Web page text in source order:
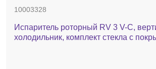
10003328
Испаритель роторный RV 3 V-C,
холодильник, комплект стекла c